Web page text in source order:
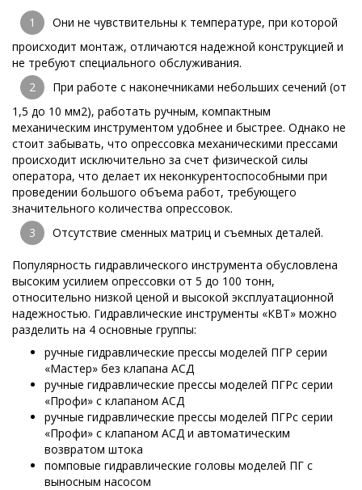
Они не чувствительны к температуре, при которой
происходит монтаж, отличаются надежной конструкцией и
не требуют специального обслуживания.
При работе с наконечниками небольших сечений (от
1,5 до 10 мм2), работать ручным, компактным
механическим инструментом удобнее и быстрее. Однако не
стоит забывать, что опрессовка механическими прессами
происходит исключительно за счет физической силы
оператора, что делает их неконкурентоспособными при
проведении большого объема работ, требующего
значительного количества опрессовок.
Отсутствие сменных матриц и съемных деталей.
Популярность гидравлического инструмента обусловлена
высоким усилием опрессовки от 5 до 100 тонн,
относительно низкой ценой и высокой эксплуатационной
надежностью. Гидравлические инструменты «КВТ» можно
разделить на 4 основные группы:
ручные гидравлические прессы моделей ПГР серии
«Мастер» без клапана АСД
ручные гидравлические прессы моделей ПГРс серии
«Профи» с клапаном АСД
ручные гидравлические прессы моделей ПГРс серии
«Профи» с клапаном АСД и автоматическим
возвратом штока
помповые гидравлические головы моделей ПГ с
выносным насосом